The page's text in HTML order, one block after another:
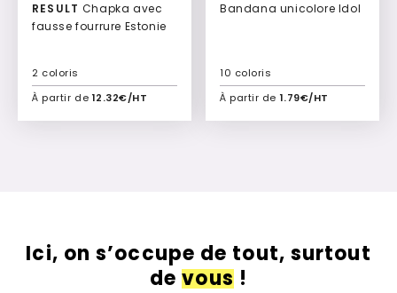
RESULT
fausse fourrure Estonie
À partir de 12.32€/HT
2 coloris
Ajouter à mon devis
Bandana unicolore Idol
À partir de 1.79€/HT
10 coloris
Ajouter à mon devis
Ici, on s’occupe de tout, surtout
devous!